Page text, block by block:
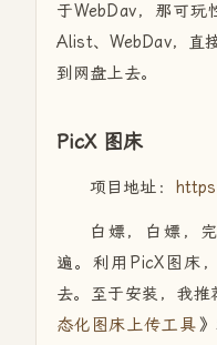
于WebDav，那可
Alist、WebDav，直
到网盘上去。
PicX 图床
项目地址：
白嫖，白嫖，
遍。利用PicX图床
去。至于安装，我推
态化图床上传工具